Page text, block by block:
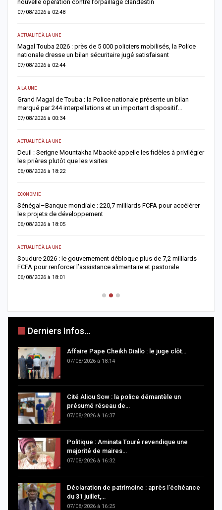
nouvelle opération contre l’orpaillage clandestin
07/08/2026 à 02:48
ACTUALITÉ À LA UNE
Magal Touba 2026 : près de 5 000 policiers mobilisés, la Police
nationale dresse un bilan sécuritaire jugé satisfaisant
07/08/2026 à 02:44
A LA UNE
Grand Magal de Touba : la Police nationale présente un bilan
marqué par 244 interpellations et un important dispositif…
07/08/2026 à 00:34
ACTUALITÉ À LA UNE
Deuil : Serigne Mountakha Mbacké appelle les fidèles à privilégier
les prières plutôt que les visites
06/08/2026 à 18:22
ECONOMIE
Sénégal–Banque mondiale : 220,7 milliards FCFA pour accélérer
les projets de développement
06/08/2026 à 18:05
ACTUALITÉ À LA UNE
Soudure 2026 : le gouvernement débloque plus de 7,2 milliards
FCFA pour renforcer l’assistance alimentaire et pastorale
06/08/2026 à 18:01
Derniers Infos...
Affaire Pape Cheikh Diallo : le juge clôt…
07/08/2026 à 18:14
Cité Aliou Sow : la police démantèle un
présumé réseau de…
07/08/2026 à 16:37
Politique : Aminata Touré revendique une
majorité de maires…
07/08/2026 à 16:32
Déclaration de patrimoine : après l’échéance
du 31 juillet,…
07/08/2026 à 16:25